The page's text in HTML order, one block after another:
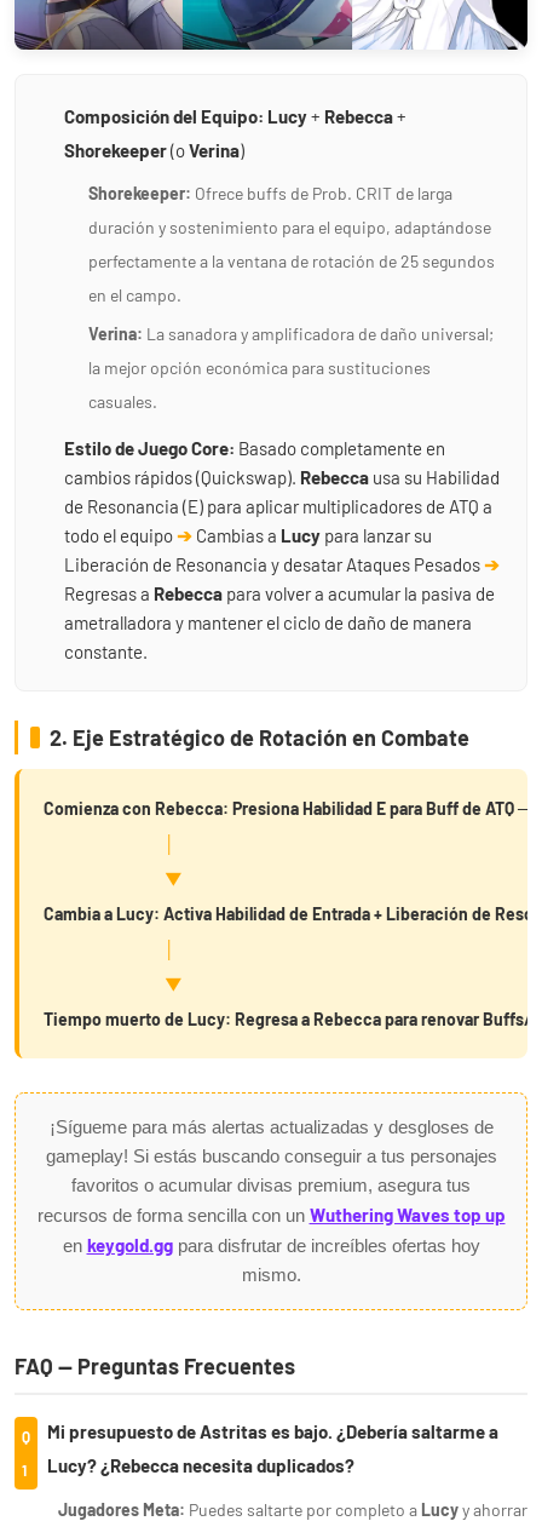
Composición del Equipo: Lucy+ Rebecca+
Shorekeeper(oVerina)
Shorekeeper: Ofrece buffs de Prob. CRIT de larga
duración y sostenimiento para el equipo, adaptándose
perfectamente a la ventana de rotación de 25 segundos
en el campo.
Verina: La sanadora y amplificadora de daño universal;
la mejor opción económica para sustituciones
casuales.
Estilo de Juego Core: Basado completamente en
cambios rápidos (Quickswap). Rebecca usa su Habilidad
de Resonancia (E) para aplicar multiplicadores de ATQ a
todo el equipo➔ Cambias a Lucy para lanzar su
Liberación de Resonancia y desatar Ataques Pesados➔
Regresas a Rebecca para volver a acumular la pasiva de
ametralladora y mantener el ciclo de daño de manera
constante.
2. Eje Estratégico de Rotación en Combate
Comienza con Rebecca: Presiona Habilidad E para Buff de ATQ
▼
Cambia a Lucy: Activa Habilidad de Entrada + Liberación de
▼
Tiempo muerto de Lucy: Regresa a Rebecca para renovar
¡Sígueme para más alertas actualizadas y desgloses de
gameplay! Si estás buscando conseguir a tus personajes
favoritos o acumular divisas premium, asegura tus
recursos de forma sencilla con un Wuthering Waves top up
en keygold.ggpara disfrutar de increíbles ofertas hoy
mismo.
FAQ — Preguntas Frecuentes
Q
1
Mi presupuesto de Astritas es bajo. ¿Debería saltarme a
Lucy? ¿Rebecca necesita duplicados?
Jugadores Meta: Puedes saltarte por completo a Lucyy ahorrar